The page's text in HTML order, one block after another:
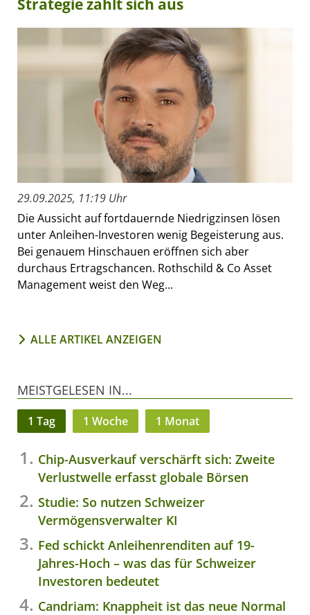
Strategie zahlt sich aus
29.09.2025, 11:19 Uhr
Die Aussicht auf fortdauernde Niedrigzinsen lösen
unter Anleihen-Investoren wenig Begeisterung aus.
Bei genauem Hinschauen eröffnen sich aber
durchaus Ertragschancen. Rothschild & Co Asset
Management weist den Weg...
ALLE ARTIKEL ANZEIGEN
MEISTGELESEN IN...
1 Tag 1 Woche 1 Monat
Chip-Ausverkauf verschärft sich: Zweite
Verlustwelle erfasst globale Börsen
Studie: So nutzen Schweizer
Vermögensverwalter KI
Fed schickt Anleihenrenditen auf 19-
Jahres-Hoch – was das für Schweizer
Investoren bedeutet
Candriam: Knappheit ist das neue Normal